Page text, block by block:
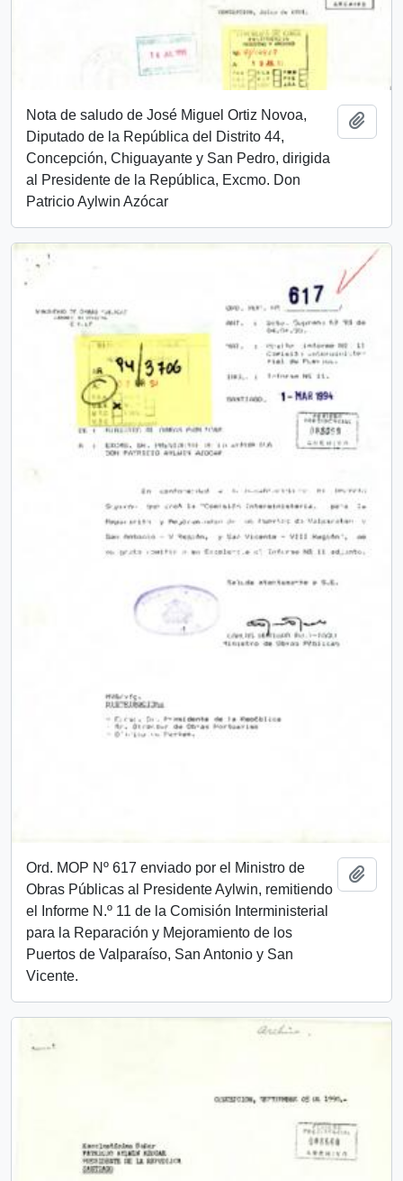
Nota de saludo de José Miguel Ortiz Novoa,
Diputado de la República del Distrito 44,
Concepción, Chiguayante y San Pedro, dirigida
al Presidente de la República, Excmo. Don
Patricio Aylwin Azócar
Ord. MOP Nº 617 enviado por el Ministro de
Obras Públicas al Presidente Aylwin, remitiendo
el Informe N.º 11 de la Comisión Interministerial
para la Reparación y Mejoramiento de los
Puertos de Valparaíso, San Antonio y San
Vicente.